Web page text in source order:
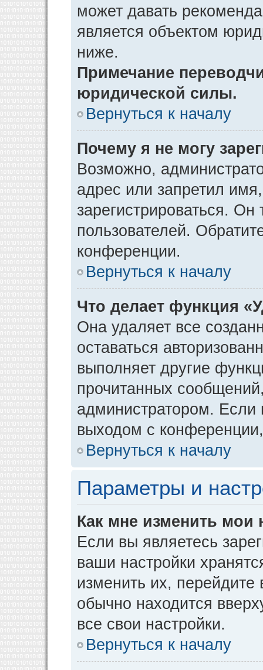
может давать
является объектом
ниже.
Примечание
юридической силы.
Вернуться к началу
Почему я не могу
Возможно,
адрес или запретил
зарегистрироваться.
пользователей.
конференции.
Вернуться к началу
Что делает функция
Она удаляет все
оставаться
выполняет другие
прочитанных
администратором. Если
выходом с
Вернуться к началу
Параметры и
Как мне изменить мои
Если вы являетесь
ваши настройки
изменить их, перейдите
обычно находится
все свои настройки.
Вернуться к началу